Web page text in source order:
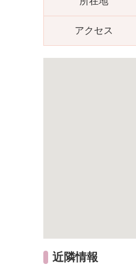
アクセス
近隣情報